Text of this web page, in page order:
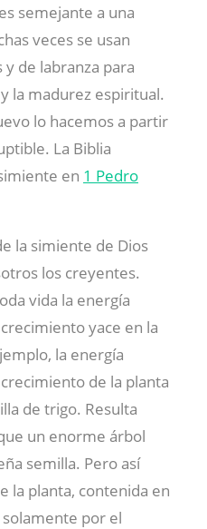
semejante a una
veces se usan
de labranza para
la madurez espiritual.
lo hacemos a partir
La Biblia
en 1 Pedro
la simiente de Dios
los creyentes.
vida la energía
yace en la
la energía
de la planta
de trigo. Resulta
un enorme árbol
semilla. Pero así
la planta, contenida en
por el